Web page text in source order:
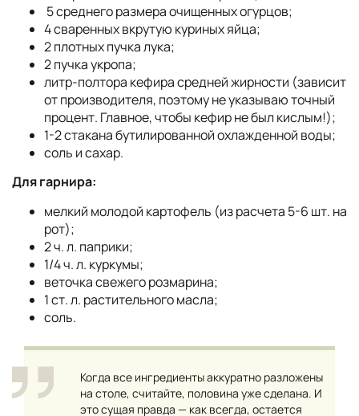
5 среднего размера очищенных огурцов;
4 сваренных вкрутую куриных яйца;
2 плотных пучка лука;
2 пучка укропа;
литр-полтора кефира средней жирности (зависит
от производителя, поэтому не указываю точный
процент. Главное, чтобы кефир не был кислым!);
1-2 стакана бутилированной охлажденной воды;
соль и сахар.
Для гарнира:
мелкий молодой картофель (из расчета 5-6 шт. на
рот);
2 ч. л. паприки;
1/4 ч. л. куркумы;
веточка свежего розмарина;
1 ст. л. растительного масла;
соль.
Когда все ингредиенты аккуратно разложены
на столе, считайте, половина уже сделана. И
это сущая правда — как всегда, остается